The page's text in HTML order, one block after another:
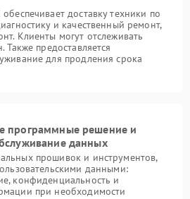
доставку техники по
и качественный ремонт,
Клиенты могут отслеживать
Также предоставляется
для продления срока
программные решение и
данных
прошивок и инструментов,
данными:
конфиденциальность и
при необходимости